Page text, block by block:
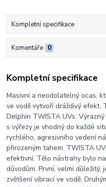
Kompletní specifikace
Komentáře 0
Kompletní specifikace
Masivní a neodolatelný ocas,
ve vodě vytvoří dráždivý efekt.
Delphin TWISTA UVs.
s výřezy je vhodný do každé
rychlého, agresivního vedení
přirozeným tahem. TWISTA
efektivní. Tělo nástrahy bylo
důvodům. První, velmi
zvětšení vibrací ve vodě.